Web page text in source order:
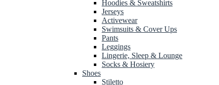
Hoodies & Sweatshirts
Jerseys
Activewear
Swimsuits & Cover Ups
Pants
Leggings
Lingerie, Sleep & Lounge
Socks & Hosiery
Shoes
Stiletto